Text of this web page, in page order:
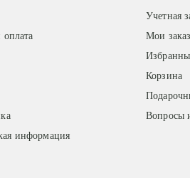
оплата
информация
Учетная
Мои
Корзина
Вопросы